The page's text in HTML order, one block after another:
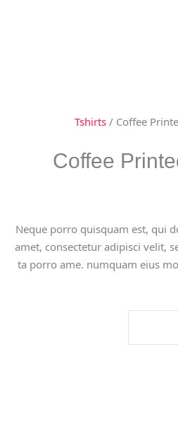
Tshirts / Coffee
Coffee
Neque porro quisquam est, qui
amet, consectetur adipisci velit,
ta porro ame. numquam eius